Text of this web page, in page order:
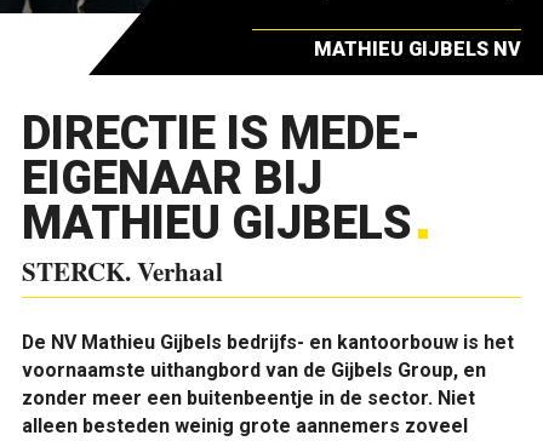
MATHIEU GIJBELS NV
DIRECTIE IS MEDE-
EIGENAAR BIJ
MATHIEU GIJBELS
STERCK. Verhaal
De NV Mathieu Gijbels bedrijfs- en kantoorbouw is het
voornaamste uithangbord van de Gijbels Group, en
zonder meer een buitenbeentje in de sector. Niet
alleen besteden weinig grote aannemers zoveel